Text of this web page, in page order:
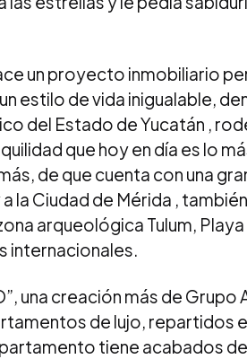
un proyecto inmobiliario
estilo de vida inigualable,
del Estado de Yucatán ,
que hoy en día es lo
de que cuenta con una
la Ciudad de Mérida ,
arqueológica Tulum,
internacionales.
una creación más de
de lujo, repartidos
tiene acabados